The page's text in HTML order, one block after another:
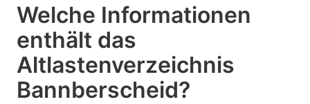
Welche Informationen
enthält das
Altlastenverzeichnis
Bannberscheid?